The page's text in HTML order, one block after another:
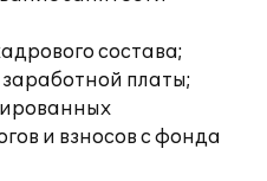
состава;
платы;
и взносов с фонда